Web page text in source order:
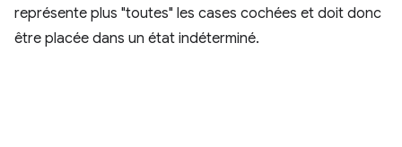
représente plus "toutes" les cases cochées et doit donc
être placée dans un état indéterminé.